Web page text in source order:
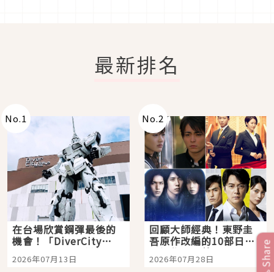
最新排名
No.1
在台場欣賞鋼彈最後的
機會！「DiverCity
Tokyo Plaza」搭船、
購物、美食及夜景，一
2026年07月13日
No.2
回顧大師經典！東野圭
吾原作改編的10部日本
影視作品推薦
2026年07月28日 Share